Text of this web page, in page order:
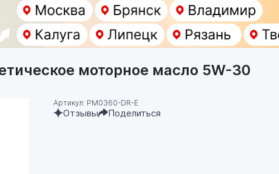
моторное масло 5W-30
Артикул: PM0360-DR-E
Отзывы Поделиться